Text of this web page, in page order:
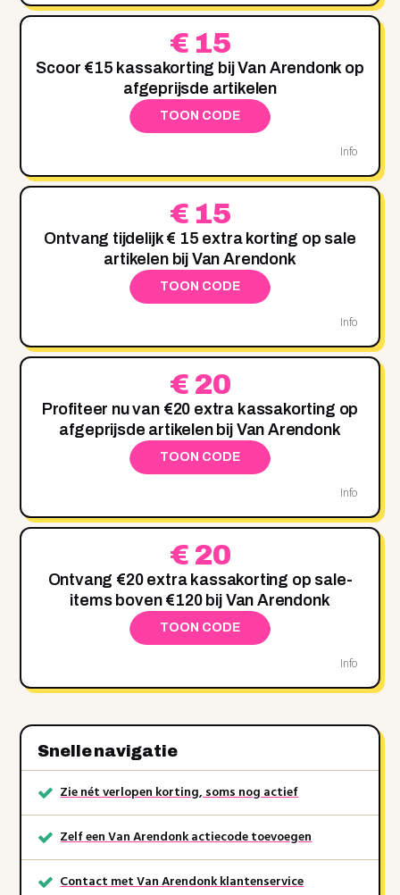
€ 15
Scoor €15 kassakorting bij Van Arendonk op
afgeprijsde artikelen
TOON CODE
Info
€ 15
Ontvang tijdelijk € 15 extra korting op sale
artikelen bij Van Arendonk
TOON CODE
Info
€ 20
Profiteer nu van €20 extra kassakorting op
afgeprijsde artikelen bij Van Arendonk
TOON CODE
Info
€ 20
Ontvang €20 extra kassakorting op sale-
items boven €120 bij Van Arendonk
TOON CODE
Info
Snelle navigatie
Zie nét verlopen korting, soms nog actief
Zelf een Van Arendonk actiecode toevoegen
Contact met Van Arendonk klantenservice